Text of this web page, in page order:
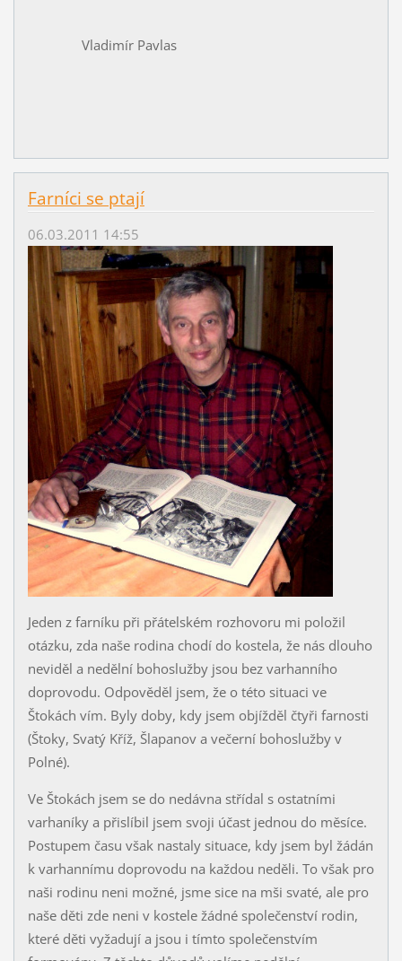
Vladimír Pavlas
Farníci se ptají
06.03.2011 14:55
Jeden z farníku při přátelském rozhovoru mi položil
otázku, zda naše rodina chodí do kostela, že nás dlouho
neviděl a nedělní bohoslužby jsou bez varhanního
doprovodu. Odpověděl jsem, že o této situaci ve
Štokách vím. Byly doby, kdy jsem objížděl čtyři farnosti
(Štoky, Svatý Kříž, Šlapanov a večerní bohoslužby v
Polné).
Ve Štokách jsem se do nedávna střídal s ostatními
varhaníky a přislíbil jsem svoji účast jednou do měsíce.
Postupem času však nastaly situace, kdy jsem byl žádán
k varhannímu doprovodu na každou neděli. To však pro
naši rodinu neni možné, jsme sice na mši svaté, ale pro
naše děti zde neni v kostele žádné společenství rodin,
které děti vyžadují a jsou i tímto společenstvím